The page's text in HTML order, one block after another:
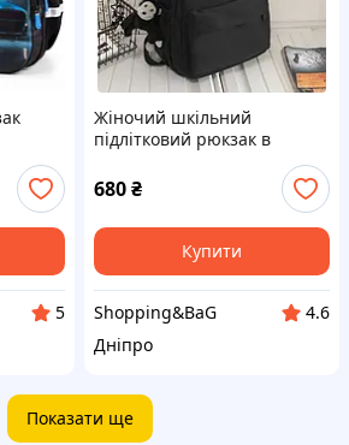
5
Жіночий шкільний
підлітковий рюкзак в
дівчинки
680₴
Купити
Shopping&BaG
4.6
Дніпро
Показати ще